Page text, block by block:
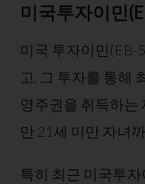
미국투자이민
미국 투자이민(EB-
고, 그 투자를 통해
영주권을 취득하는
만 21세 미만 자녀
특히 최근 미국투